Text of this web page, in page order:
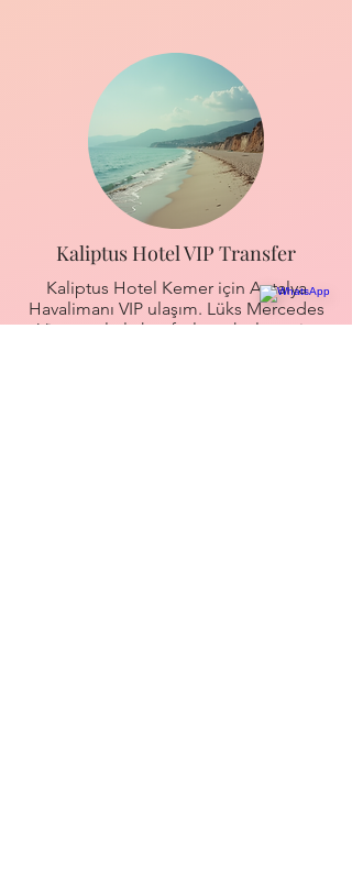
Kaliptus Hotel VIP Transfer
Kaliptus Hotel Kemer için Antalya
Havalimanı VIP ulaşım. Lüks Mercedes
Vito araçlarla konforlu ve hızlı servis.